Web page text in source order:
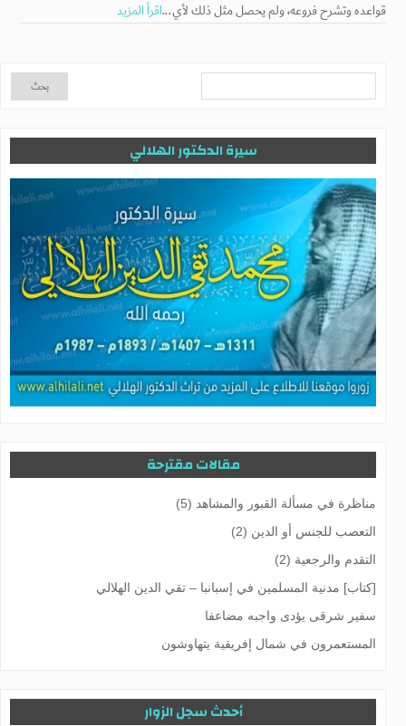
قواعده وتشرح فروعه، ولم يحصل مثل ذلك لأي...اقرأ المزيد
سيرة الدكتور الهلالي
مقالات مقترحة
مناظرة في مسألة القبور والمشاهد (5)
التعصب للجنس أو الدين (2)
التقدم والرجعية (2)
[كتاب] مدنية المسلمين في إسبانبا – تقي الدين الهلالي
سفیر شرقی یؤدی واجبه مضاعفا
المستعمرون في شمال إفريقية يتهاوشون
أحدث سجل الزوار